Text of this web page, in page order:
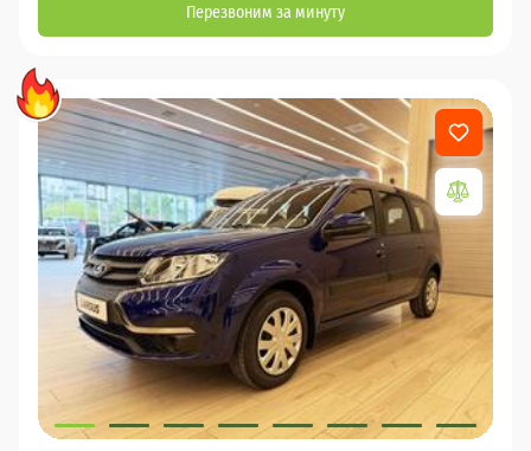
Перезвоним за минуту